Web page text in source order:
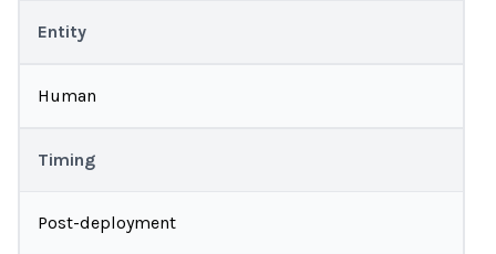
Entity
Human
Timing
Post-deployment